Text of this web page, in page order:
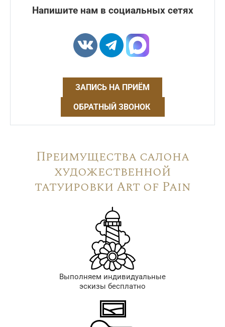
Напишите нам в социальных сетях
ЗАПИСЬ НА ПРИЁМ
ОБРАТНЫЙ ЗВОНОК
Преимущества салона
художественной
татуировки Art of Pain
Выполняем индивидуальные
эскизы бесплатно